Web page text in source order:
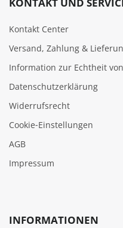
KONTAKT UND
Kontakt Center
Versand, Zahlung &
Information zur Echtheit
Datenschutzerklärung
Widerrufsrecht
Cookie‑Einstellungen
AGB
Impressum
INFORMATIONEN